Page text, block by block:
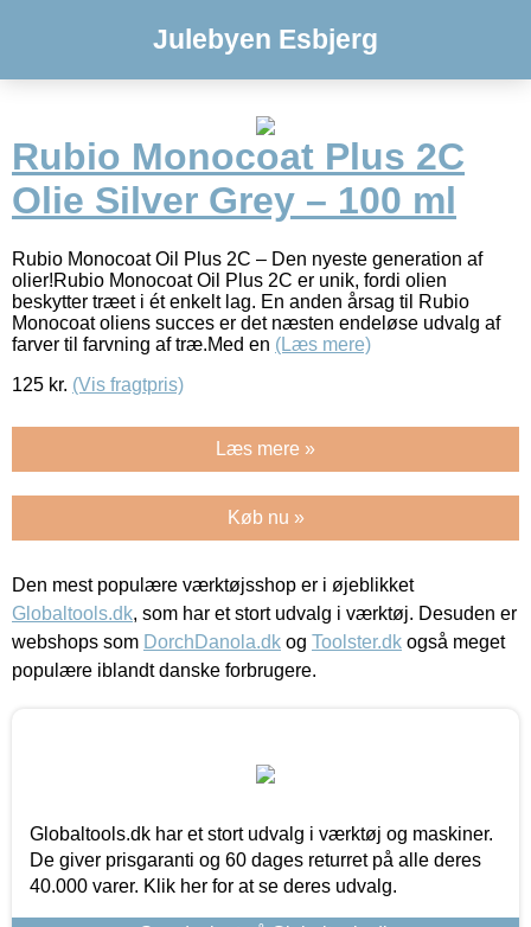
Julebyen Esbjerg
Rubio Monocoat Plus 2C
Olie Silver Grey – 100 ml
Rubio Monocoat Oil Plus 2C – Den nyeste generation af
olier!Rubio Monocoat Oil Plus 2C er unik, fordi olien
beskytter træet i ét enkelt lag. En anden årsag til Rubio
Monocoat oliens succes er det næsten endeløse udvalg af
farver til farvning af træ.Med en (Læs mere)
125 kr. (Vis fragtpris)
Læs mere »
Køb nu »
Den mest populære værktøjsshop er i øjeblikket
Globaltools.dk, som har et stort udvalg i værktøj. Desuden er
webshops som DorchDanola.dk og Toolster.dk også meget
populære iblandt danske forbrugere.
Globaltools.dk har et stort udvalg i værktøj og maskiner.
De giver prisgaranti og 60 dages returret på alle deres
40.000 varer. Klik her for at se deres udvalg.